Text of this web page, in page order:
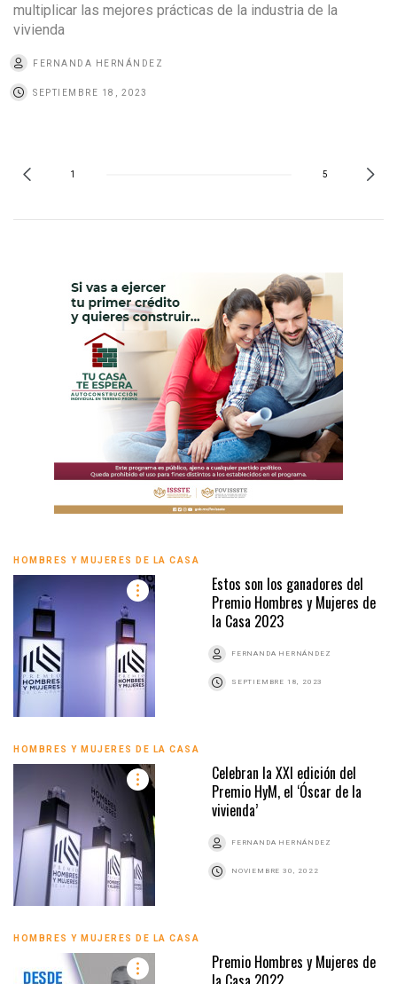
multiplicar las mejores prácticas de la industria de la
vivienda
FERNANDA HERNÁNDEZ
SEPTIEMBRE 18, 2023
1 5
HOMBRES Y MUJERES DE LA CASA
Estos son los ganadores del
Premio Hombres y Mujeres de
la Casa 2023
FERNANDA HERNÁNDEZ
SEPTIEMBRE 18, 2023
HOMBRES Y MUJERES DE LA CASA
Celebran la XXI edición del
Premio HyM, el ‘Óscar de la
vivienda’
FERNANDA HERNÁNDEZ
NOVIEMBRE 30, 2022
HOMBRES Y MUJERES DE LA CASA
Premio Hombres y Mujeres de